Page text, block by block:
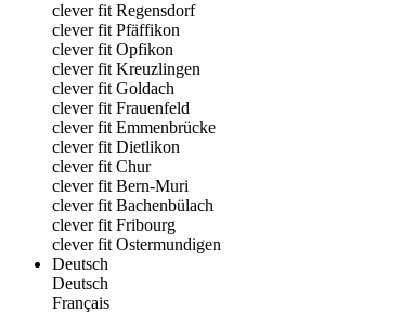
clever fit Regensdorf
clever fit Pfäffikon
clever fit Opfikon
clever fit Kreuzlingen
clever fit Goldach
clever fit Frauenfeld
clever fit Emmenbrücke
clever fit Dietlikon
clever fit Chur
clever fit Bern-Muri
clever fit Bachenbülach
clever fit Fribourg
clever fit Ostermundigen
Deutsch
Deutsch
Français